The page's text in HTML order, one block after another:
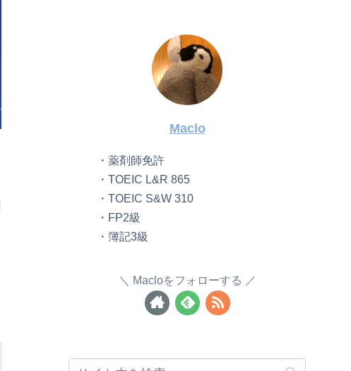
Maclo
・薬剤師免許
・TOEIC L&R 865
・TOEIC S&W 310
・FP2級
・簿記3級
Macloをフォローする